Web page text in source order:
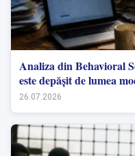
Analiza din Behavioral
este depășit de lumea
26.07.2026